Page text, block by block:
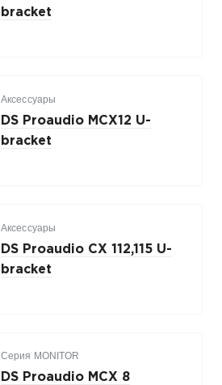
bracket
Аксессуары
DS Proaudio MCX12 U-
bracket
Аксессуары
DS Proaudio CX 112,115 U-
bracket
Серия MONITOR
DS Proaudio MCX 8